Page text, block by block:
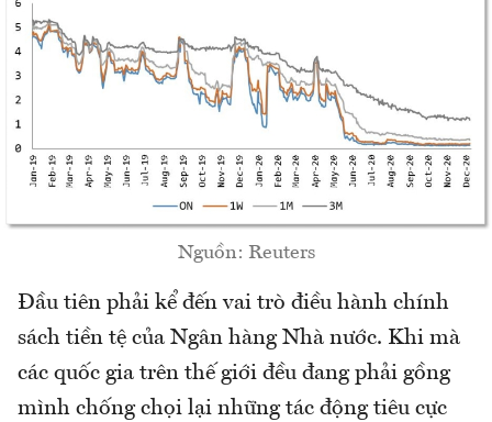
Nguồn: Reuters
Đầu tiên phải kể đến vai trò điều hành chính
sách tiền tệ của Ngân hàng Nhà nước. Khi mà
các quốc gia trên thế giới đều đang phải gồng
mình chống chọi lại những tác động tiêu cực